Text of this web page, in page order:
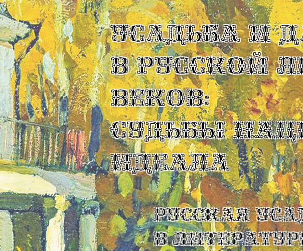
УСАДЬБА И
В РУССКОЙ
ВЕКОВ:
СУДЬБЫ
ИДЕАЛА
Русская
в